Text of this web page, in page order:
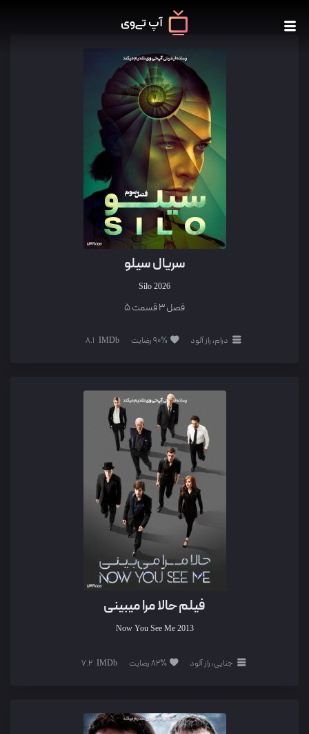
سریال سیلو
Silo 2026
فصل 3 قسمت 5
درام، راز آلود 90% رضایت
فیلم حالا مرا میبینی
Now You See Me 2013
جنایی، راز آلود 82% رضایت 7.2